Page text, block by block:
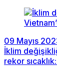
09 Mayıs
İklim
rekor